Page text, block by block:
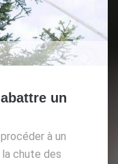
un
à un
chute des